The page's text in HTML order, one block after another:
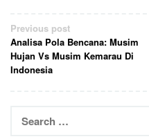
Post
navigation
Previous post
Analisa Pola Bencana: Musim
Hujan Vs Musim Kemarau Di
Indonesia
for: